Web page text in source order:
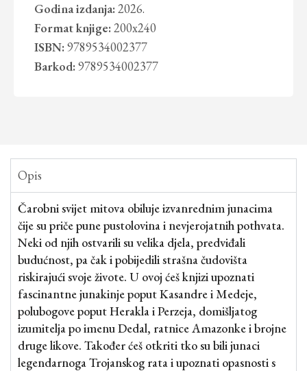
Godina izdanja: 2026.
Format knjige: 200x240
ISBN: 9789534002377
Barkod: 9789534002377
Opis
Čarobni svijet mitova obiluje izvanrednim junacima
čije su priče pune pustolovina i nevjerojatnih pothvata.
Neki od njih ostvarili su velika djela, predviđali
budućnost, pa čak i pobijedili strašna čudovišta
riskirajući svoje živote. U ovoj ćeš knjizi upoznati
fascinantne junakinje poput Kasandre i Medeje,
polubogove poput Herakla i Perzeja, domišljatog
izumitelja po imenu Dedal, ratnice Amazonke i brojne
druge likove. Također ćeš otkriti tko su bili junaci
legendarnoga Trojanskog rata i upoznati opasnosti s